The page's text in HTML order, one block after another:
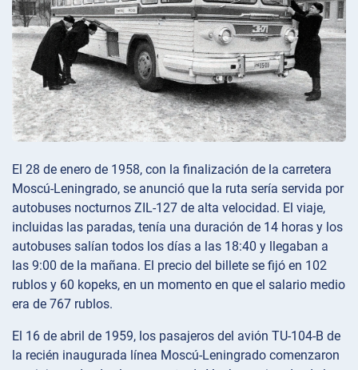
El 28 de enero de 1958, con la finalización de la carretera
Moscú-Leningrado, se anunció que la ruta sería servida por
autobuses nocturnos ZIL-127 de alta velocidad. El viaje,
incluidas las paradas, tenía una duración de 14 horas y los
autobuses salían todos los días a las 18:40 y llegaban a
las 9:00 de la mañana. El precio del billete se fijó en 102
rublos y 60 kopeks, en un momento en que el salario medio
era de 767 rublos.
El 16 de abril de 1959, los pasajeros del avión TU-104-B de
la recién inaugurada línea Moscú-Leningrado comenzaron